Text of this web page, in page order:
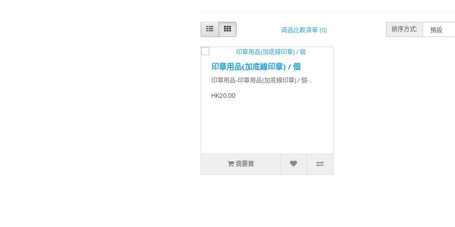
商品比較清單 (0) 排序方式:
印章用品(加底線印章) / 個
印章用品-印章用品(加底線印章) / 個-..
HK20.00
我要買